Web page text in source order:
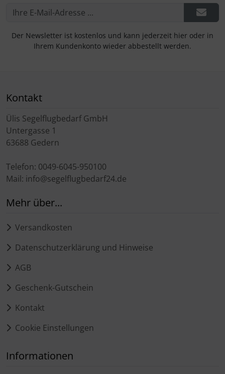
Der Newsletter ist kostenlos und kann jederzeit hier oder in
Ihrem Kundenkonto wieder abbestellt werden.
Kontakt
Ülis Segelflugbedarf GmbH
Untergasse 1
63688 Gedern
Telefon: 0049-6045-950100
Mail: info@segelflugbedarf24.de
Mehr über...
Versandkosten
Datenschutzerklärung und Hinweise
AGB
Geschenk-Gutschein
Kontakt
Cookie Einstellungen
Informationen